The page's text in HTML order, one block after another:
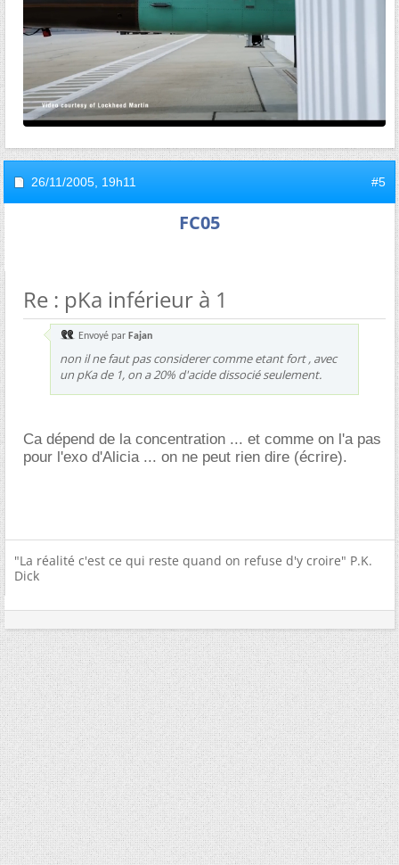
26/11/2005, 19h11 #5
FC05
Re : pKa inférieur à 1
Envoyé par Fajan
non il ne faut pas considerer comme etant fort , avec
un pKa de 1, on a 20% d'acide dissocié seulement.
Ca dépend de la concentration ... et comme on l'a pas
pour l'exo d'Alicia ... on ne peut rien dire (écrire).
"La réalité c'est ce qui reste quand on refuse d'y croire" P.K.
Dick